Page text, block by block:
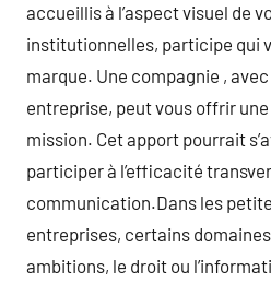
accueillis à l’aspect visuel de
institutionnelles, participe qui
marque. Une compagnie ,
entreprise, peut vous offrir
mission. Cet apport pourrait
participer à l’efficacité
communication.Dans les
entreprises, certains
ambitions, le droit ou